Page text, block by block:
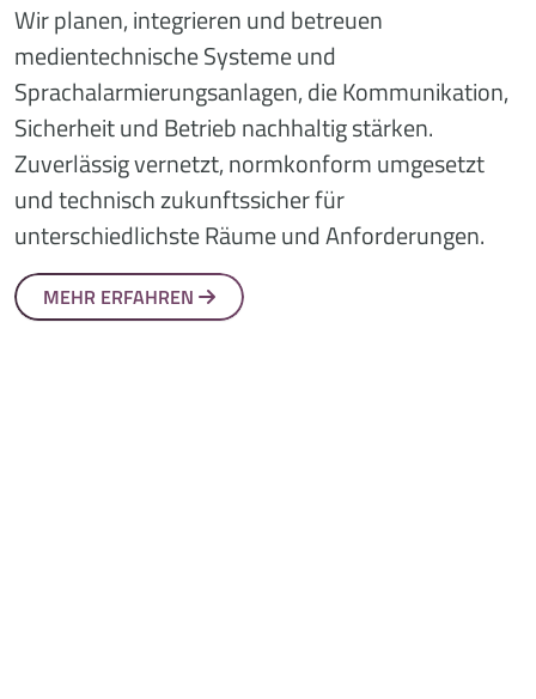
Wir planen, integrieren und betreuen
medientechnische Systeme und
Sprachalarmierungsanlagen, die Kommunikation,
Sicherheit und Betrieb nachhaltig stärken.
Zuverlässig vernetzt, normkonform umgesetzt
und technisch zukunftssicher für
unterschiedlichste Räume und Anforderungen.
MEHR ERFAHREN